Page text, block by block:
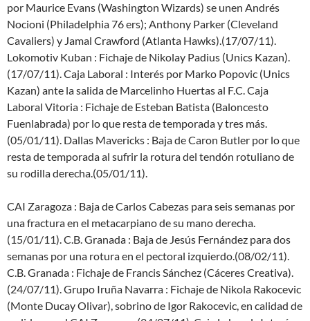
por Maurice Evans (Washington Wizards) se unen Andrés
Nocioni (Philadelphia 76 ers); Anthony Parker (Cleveland
Cavaliers) y Jamal Crawford (Atlanta Hawks).(17/07/11).
Lokomotiv Kuban : Fichaje de Nikolay Padius (Unics Kazan).
(17/07/11). Caja Laboral : Interés por Marko Popovic (Unics
Kazan) ante la salida de Marcelinho Huertas al F.C. Caja
Laboral Vitoria : Fichaje de Esteban Batista (Baloncesto
Fuenlabrada) por lo que resta de temporada y tres más.
(05/01/11). Dallas Mavericks : Baja de Caron Butler por lo que
resta de temporada al sufrir la rotura del tendón rotuliano de
su rodilla derecha.(05/01/11).
CAI Zaragoza : Baja de Carlos Cabezas para seis semanas por
una fractura en el metacarpiano de su mano derecha.
(15/01/11). C.B. Granada : Baja de Jesús Fernández para dos
semanas por una rotura en el pectoral izquierdo.(08/02/11).
C.B. Granada : Fichaje de Francis Sánchez (Cáceres Creativa).
(24/07/11). Grupo Iruña Navarra : Fichaje de Nikola Rakocevic
(Monte Ducay Olivar), sobrino de Igor Rakocevic, en calidad de